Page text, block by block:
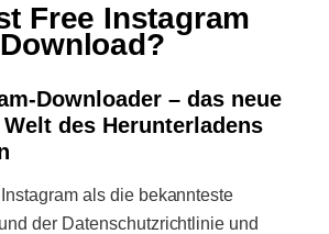
Free Instagram
Download?
Downloader – das neue
des Herunterladens
als die bekannteste
der Datenschutzrichtlinie und